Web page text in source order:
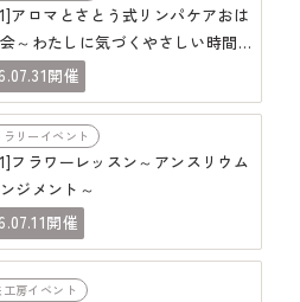
アロマとさとう式リンパケアおは
～わたしに気づくやさしい時間
07.31開催
ラリーイベント
フラワーレッスン～アンスリウム
ジメント～
07.11開催
工房イベント